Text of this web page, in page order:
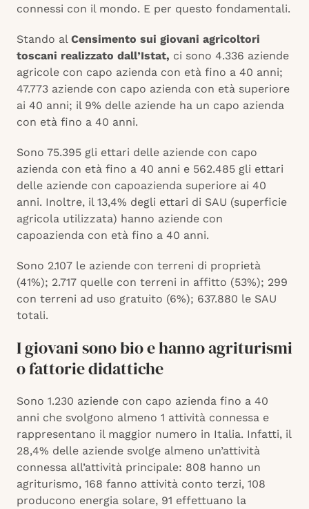
connessi con il mondo. E per questo fondamentali.
Stando al Censimento sui giovani agricoltori
toscani realizzato dall’Istat, ci sono 4.336 aziende
agricole con capo azienda con età fino a 40 anni;
47.773 aziende con capo azienda con età superiore
ai 40 anni; il 9% delle aziende ha un capo azienda
con età fino a 40 anni.
Sono 75.395 gli ettari delle aziende con capo
azienda con età fino a 40 anni e 562.485 gli ettari
delle aziende con capoazienda superiore ai 40
anni. Inoltre, il 13,4% degli ettari di SAU (superficie
agricola utilizzata) hanno aziende con
capoazienda con età fino a 40 anni.
Sono 2.107 le aziende con terreni di proprietà
(41%); 2.717 quelle con terreni in affitto (53%); 299
con terreni ad uso gratuito (6%); 637.880 le SAU
totali.
I giovani sono bio e hanno agriturismi
o fattorie didattiche
Sono 1.230 aziende con capo azienda fino a 40
anni che svolgono almeno 1 attività connessa e
rappresentano il maggior numero in Italia. Infatti, il
28,4% delle aziende svolge almeno un’attività
connessa all’attività principale: 808 hanno un
agriturismo, 168 fanno attività conto terzi, 108
producono energia solare, 91 effettuano la